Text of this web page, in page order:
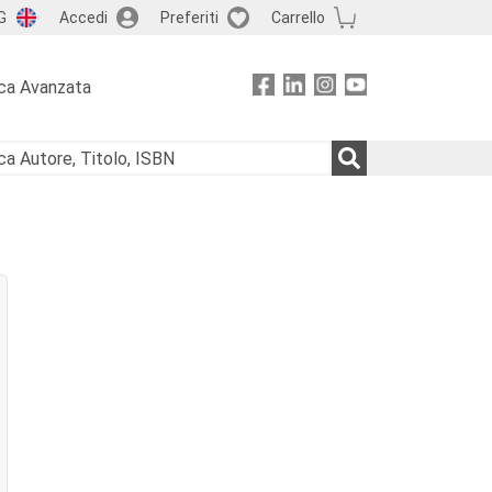
Accedi Preferiti Carrello
Avanzata